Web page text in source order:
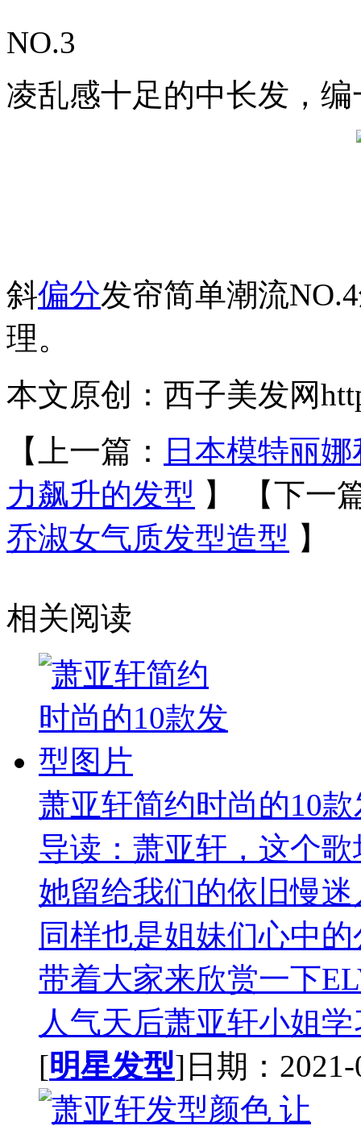
NO.3
凌乱感十足的中长发，编
斜偏分发帘简单潮流
理。
本文原创：西子美发网
【上一篇：
日本模特丽
力飙升的发型 】
【下一
乔淑女气质发型造型 】
相关阅读
萧亚轩简约时尚的10
导读：萧亚轩，这个
她留给我们的依旧慢
同样也是姐妹们心中
带着大家来欣赏一下
人气天后萧亚轩小姐
[明星发型]日期：2021-